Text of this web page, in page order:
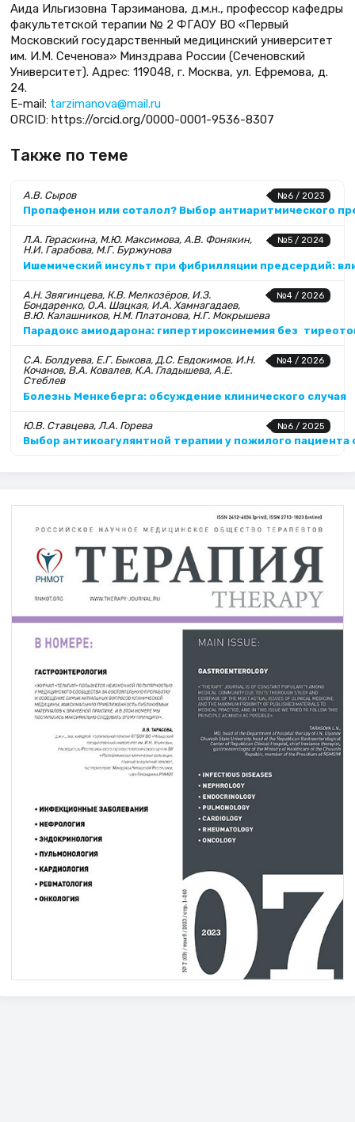
Аида Ильгизовна Тарзиманова, д.м.н., профессор кафедры
факультетской терапии № 2 ФГАОУ ВО «Первый
Московский государственный медицинский университет
им. И.М. Сеченова» Минздрава России (Сеченовский
Университет). Адрес: 119048, г. Москва, ул. Ефремова, д.
24.
E-mail: tarzimanova@mail.ru
ORCID: https://orcid.org/0000-0001-9536-8307
Также по теме
№6 / 2023
А.В. Сыров
Пропафенон или соталол? Выбор антиаритмического
№5 / 2024
Л.А. Гераскина, М.Ю. Максимова, А.В. Фонякин,
Н.И. Гарабова, М.Г. Буржунова
Ишемический инсульт при фибрилляции предсердий:
№4 / 2026
А.Н. Звягинцева, К.В. Мелкозёров, И.З.
Бондаренко, О.А. Шацкая, И.А. Хамнагадаев,
В.Ю. Калашников, Н.М. Платонова, Н.Г. Мокрышева
Парадокс амиодарона: гипертироксинемия без
№4 / 2026
С.А. Болдуева, Е.Г. Быкова, Д.С. Евдокимов, И.Н.
Кочанов, В.А. Ковалев, К.А. Гладышева, А.Е.
Стеблев
Болезнь Менкеберга: обсуждение клинического случая
№6 / 2025
Ю.В. Ставцева, Л.А. Горева
Выбор антикоагулянтной терапии у пожилого